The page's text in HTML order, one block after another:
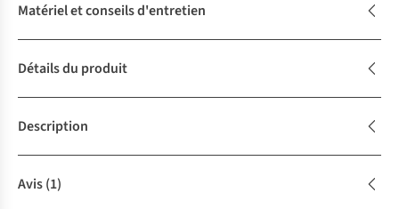
Matériel et conseils d'entretien
Détails du produit
Description
Avis(1)